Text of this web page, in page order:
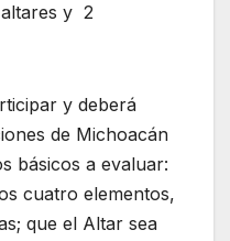
y 2
y deberá
de Michoacán
básicos a evaluar:
cuatro elementos,
que el Altar sea